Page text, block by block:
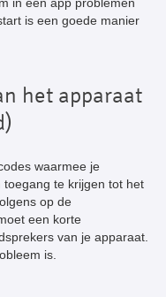
in één app problemen
is een goede manier
het apparaat
waarmee je
te krijgen tot het
op de
een korte
van je apparaat.
is.